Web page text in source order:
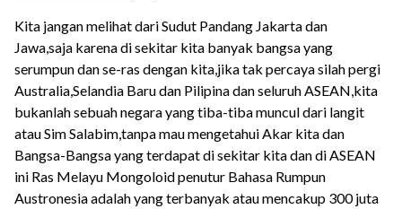
Kita jangan melihat dari Sudut Pandang Jakarta dan
Jawa,saja karena di sekitar kita banyak bangsa yang
serumpun dan se-ras dengan kita,jika tak percaya silah pergi
Australia,Selandia Baru dan Pilipina dan seluruh ASEAN,kita
bukanlah sebuah negara yang tiba-tiba muncul dari langit
atau Sim Salabim,tanpa mau mengetahui Akar kita dan
Bangsa-Bangsa yang terdapat di sekitar kita dan di ASEAN
ini Ras Melayu Mongoloid penutur Bahasa Rumpun
Austronesia adalah yang terbanyak atau mencakup 300 juta